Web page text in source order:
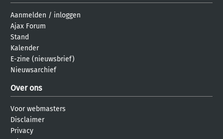
Aanmelden / inloggen
Ajax Forum
Stand
Kalender
E-zine (nieuwsbrief)
Nieuwsarchief
Over ons
Voor webmasters
Disclaimer
Privacy